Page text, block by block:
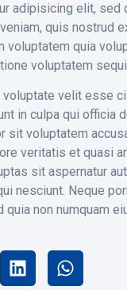
adipisicing elit,
quis nostrud
voluptatem quia
voluptatem
velit esse
in culpa qui officia
voluptatem
veritatis et quasi
sit aspernatur
nesciunt. Neque
non numquam